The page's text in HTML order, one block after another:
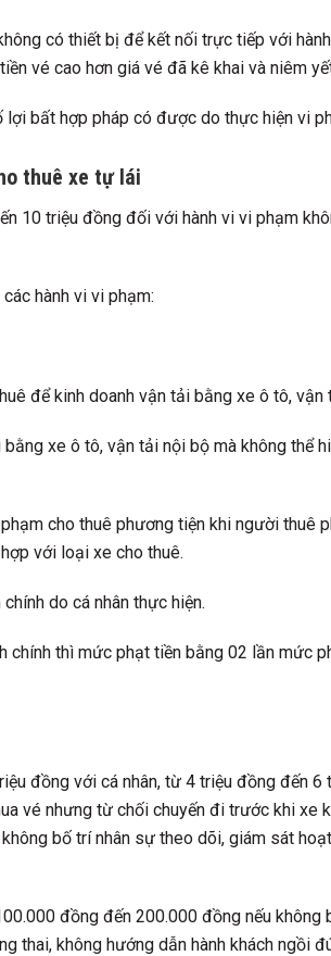
có thiết bị để kết nối trực tiếp với
vé cao hơn giá vé đã kê khai và niêm
bất hợp pháp có được do thực hiện vi
thuê xe tự lái
10 triệu đồng đối với hành vi vi phạm
hành vi vi phạm:
để kinh doanh vận tải bằng xe ô tô, vận
xe ô tô, vận tải nội bộ mà không thể
cho thuê phương tiện khi người thuê
với loại xe cho thuê.
do cá nhân thực hiện.
chính thì mức phạt tiền bằng 02 lần mức
đồng với cá nhân, từ 4 triệu đồng đến 6
vé nhưng từ chối chuyến đi trước khi xe
bố trí nhân sự theo dõi, giám sát
đồng đến 200.000 đồng nếu không
thai, không hướng dẫn hành khách ngồi